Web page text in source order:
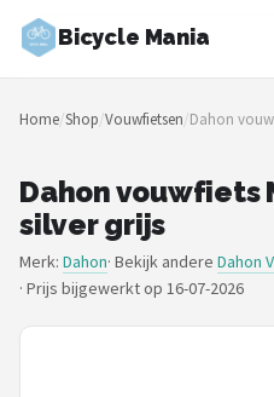
Bicycle Mania
Zoeken
NAVIGATIE
Merken
Blog
Home/Shop/Vouwfietsen/Dahon
Dahon vouwfiets
silver grijs
Merk: Dahon· Bekijk andere Dahon
· Prijs bijgewerkt op 16-07-2026